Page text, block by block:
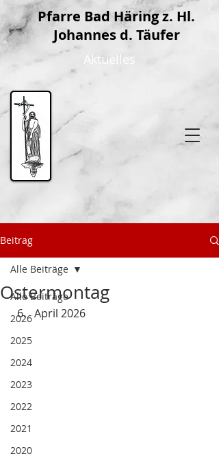
Pfarre Bad Häring z. Hl.
Johannes d. Täufer
Aktuelles
Beitrag
Alle Beiträge
2026
2025
2024
2023
2022
2021
2020
Alle Beiträge
Ostermontag
April 2026